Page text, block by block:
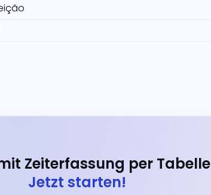
Zeiterfassung per
Jetzt starten!